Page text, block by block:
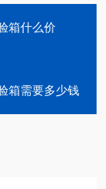
箱什么价
箱需要多少钱